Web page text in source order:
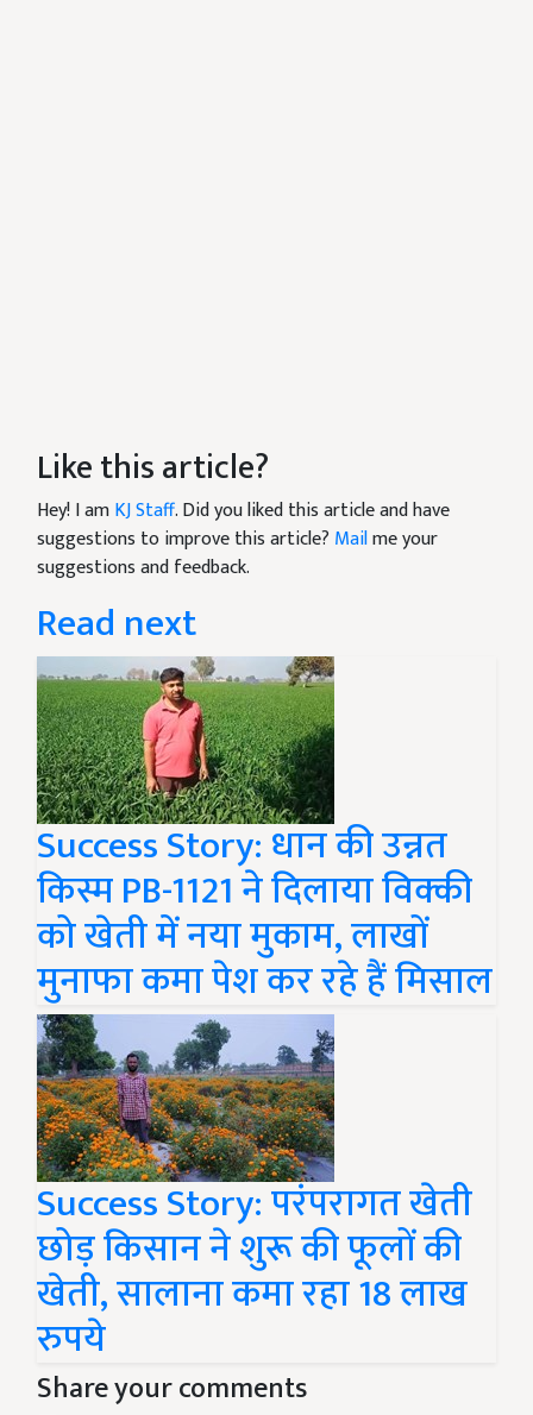
Like this article?
Hey! I amKJ Staff. Did you liked this article and have
suggestions to improve this article? Mailme your
suggestions and feedback.
Read next
Success Story: धान की उन्नत
किस्म PB-1121 ने दिलाया विक्की
को खेती में नया मुकाम, लाखों
मुनाफा कमा पेश कर रहे हैं मिसाल
Success Story: परंपरागत खेती
छोड़ किसान ने शुरू की फूलों की
खेती, सालाना कमा रहा 18 लाख
रुपये
Share your comments